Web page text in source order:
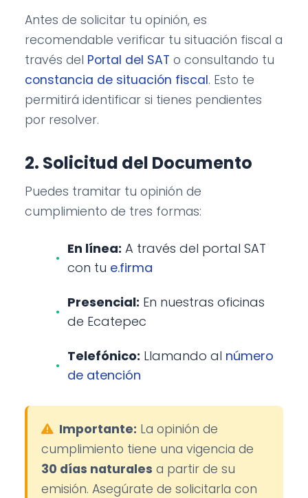
Antes de solicitar tu opinión, es
recomendable verificar tu situación fiscal a
través del Portal del SAT o consultando tu
constancia de situación fiscal. Esto te
permitirá identificar si tienes pendientes
por resolver.
2. Solicitud del Documento
Puedes tramitar tu opinión de
cumplimiento de tres formas:
En línea: A través del portal SAT
con tu e.firma
Presencial: En nuestras oficinas
de Ecatepec
Telefónico: Llamando al número
de atención
Importante: La opinión de
cumplimiento tiene una vigencia de
30 días naturales a partir de su
emisión. Asegúrate de solicitarla con